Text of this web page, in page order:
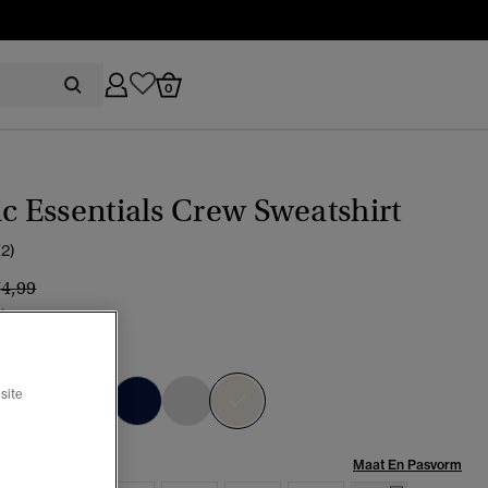
0
Essentials Crew Sweatshirt
verlaagd van
naar
geselecteerd
Maat En Pasvorm